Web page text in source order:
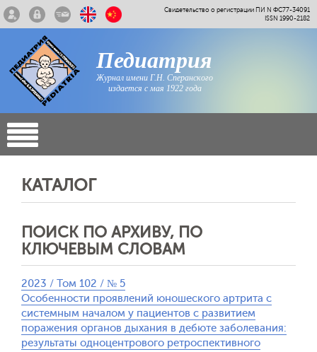
Свидетельство о регистрации ПИ N ФС77-34091
ISSN 1990-2182
Педиатрия
Журнал имени Г.Н. Сперанского
издается с мая 1922 года
КАТАЛОГ
ПОИСК ПО АРХИВУ, ПО
КЛЮЧЕВЫМ СЛОВАМ
2023 / Том 102 / № 5
Особенности проявлений юношеского артрита с
системным началом у пациентов с развитием
поражения органов дыхания в дебюте заболевания:
результаты одноцентрового ретроспективного